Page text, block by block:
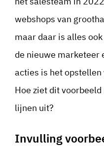
webshops van
maar daar is alles
de nieuwe marketeer
acties is het
Hoe ziet dit
lijnen uit?
Invulling